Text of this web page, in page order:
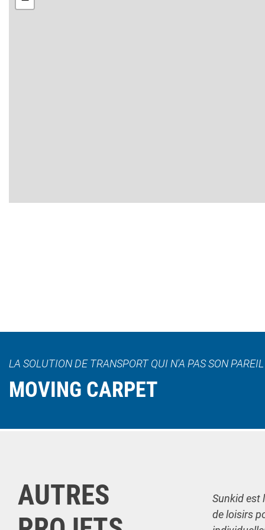
LA SOLUTION DE TRANSPORT QUI N'A PAS SON
MOVING CARPET
AUTRES
Sunkid est
de loisirs